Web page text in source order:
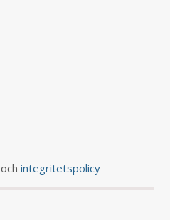
ochintegritetspolicy